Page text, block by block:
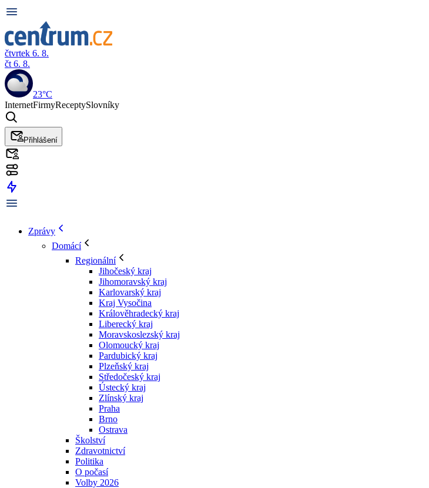
čtvrtek 6. 8.
čt 6. 8.
23°C
InternetFirmyReceptySlovníky
Přihlášení
Zprávy
Domácí
Regionální
Jihočeský kraj
Jihomoravský kraj
Karlovarský kraj
Kraj Vysočina
Králověhradecký kraj
Liberecký kraj
Moravskoslezský kraj
Olomoucký kraj
Pardubický kraj
Plzeňský kraj
Středočeský kraj
Ústecký kraj
Zlínský kraj
Praha
Brno
Ostrava
Školství
Zdravotnictví
Politika
O počasí
Volby 2026